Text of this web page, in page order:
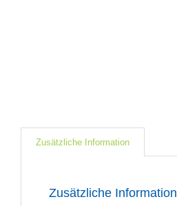
Zusätzliche Information
Zusätzliche Information